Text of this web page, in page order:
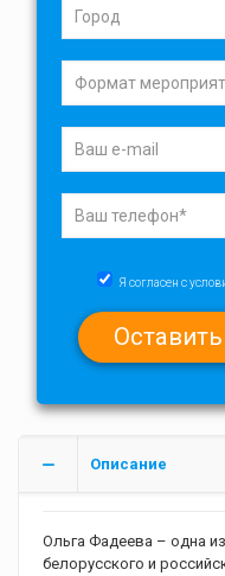
Я согласен с
Описание
Ольга Фадеева – одна
белорусского и